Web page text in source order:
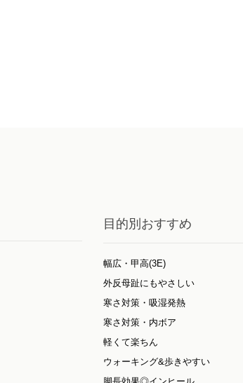
目的別おすすめ
幅広・甲高(3E)
外反母趾にもやさしい
寒さ対策・吸湿発熱
寒さ対策・内ボア
軽くて楽ちん
ウォーキング&歩きやすい